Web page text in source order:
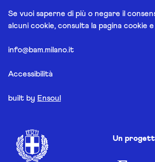
Se vuoi saperne di più o negare il
alcuni cookie, consulta la pagina cookie
info@bam.milano.it
Accessibilità
built by Ensoul
Un